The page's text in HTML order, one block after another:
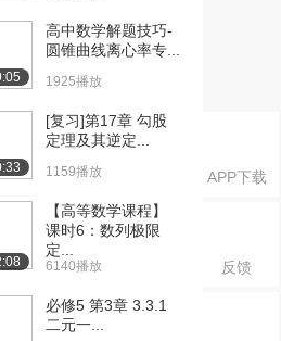
APP下载
反馈
题 定直线
高中数学解题技巧-
圆锥曲线离心率专...
1925播放
[复习]第17章 勾股
定理及其逆定...
1159播放
【高等数学课程】
课时6：数列极限
定...
6140播放
必修5 第3章 3.3.1
二元一...